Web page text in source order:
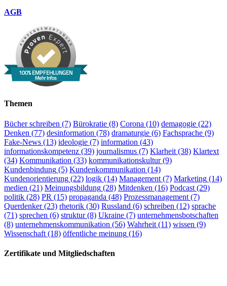
AGB
100% EMPFEHLUNGEN
Mehr Infos
Themen
Bücher schreiben (7) Bürokratie (8) Corona (10) demagogie (22)
Denken (77) desinformation (78) dramaturgie (6) Fachsprache (9)
Fake-News (13) ideologie (7) information (43)
informationskompetenz (39) journalismus (7) Klarheit (38) Klartext
(34) Kommunikation (33) kommunikationskultur(9)
Kundenbindung (5) Kundenkommunikation (14)
Kundenorientierung (22) logik (14) Management (7) Marketing (14)
medien (21) Meinungsbildung (28) Mitdenken (16) Podcast (29)
politik (28) PR (15) propaganda (48) Prozessmanagement (7)
Querdenker(23) rhetorik (30) Russland (6) schreiben (12) sprache
(71) sprechen (6) struktur(8) Ukraine (7) unternehmensbotschaften
(8) unternehmenskommunikation (56) Wahrheit (11) wissen (9)
Wissenschaft (18) öffentliche meinung (16)
Zertifikate und Mitgliedschaften